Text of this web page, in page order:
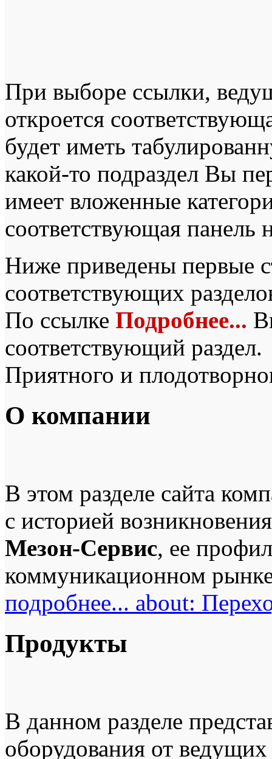
При выборе ссылки,
откроется
будет иметь
какой-то подраздел Вы
имеет вложенные
соответствующая панель
Ниже приведены первые
соответствующих
По ссылке Подробнее...
соответствующий раздел.
Приятного и
О компании
В этом разделе сайта
с историей
Мезон-Сервис, ее
коммуникационном
подробнее... about:
Продукты
В данном разделе
оборудования от